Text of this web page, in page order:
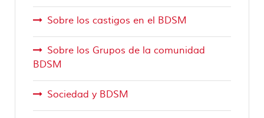
Sobre los castigos en el BDSM
Sobre los Grupos de la comunidad
BDSM
Sociedad y BDSM